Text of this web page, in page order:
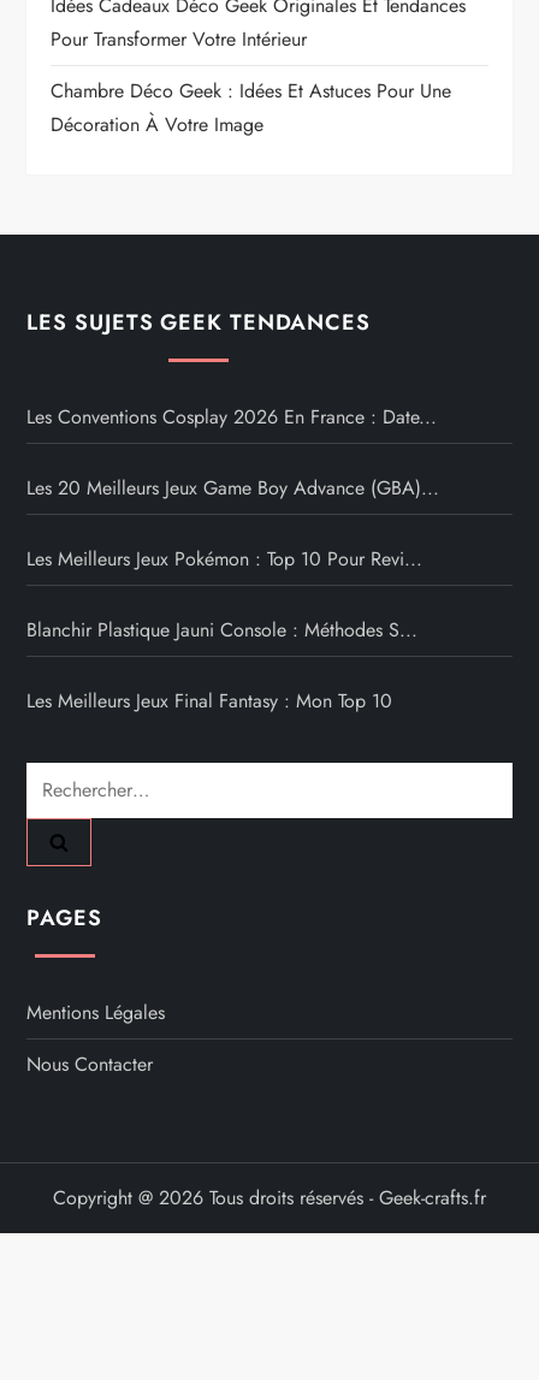
Idées Cadeaux Déco Geek Originales Et Tendances
Pour Transformer Votre Intérieur
Chambre Déco Geek : Idées Et Astuces Pour Une
Décoration À Votre Image
LES SUJETS GEEK TENDANCES
Les Conventions Cosplay 2026 En France : Date...
Les 20 Meilleurs Jeux Game Boy Advance (GBA)...
Les Meilleurs Jeux Pokémon : Top 10 Pour Revi...
Blanchir Plastique Jauni Console : Méthodes S...
Les Meilleurs Jeux Final Fantasy : Mon Top 10
Rechercher :
PAGES
Mentions Légales
Nous Contacter
Copyright @ 2026 Tous droits réservés - Geek-crafts.fr